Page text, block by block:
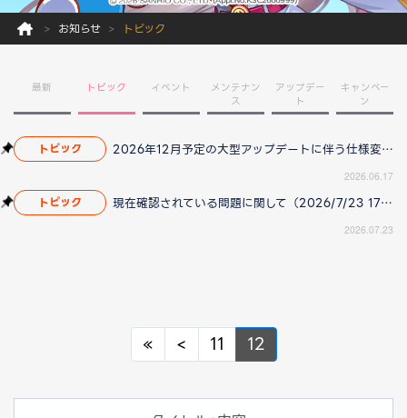
お知らせ トピック
最新 トピック イベント
メンテナン
ス
アップデー
ト
キャンペー
ン
トピック 2026年12月予定の大型アップデートに伴う仕様変更のお知らせ
2026.06.17
トピック 現在確認されている問題に関して（2026/7/23 17:00更新）
2026.07.23
«Previous
< Previous
11 12